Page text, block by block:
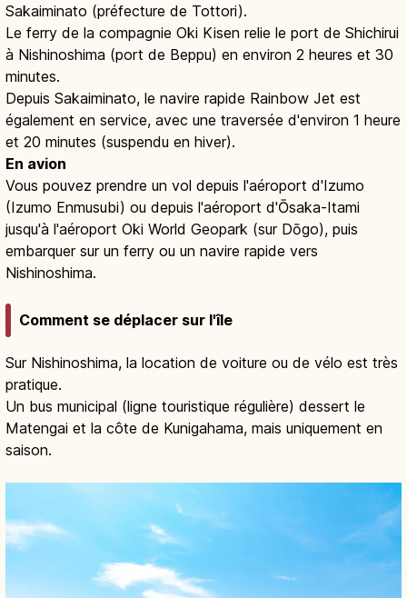
Sakaiminato (préfecture de Tottori).
Le ferry de la compagnie Oki Kisen relie le port de Shichirui
à Nishinoshima (port de Beppu) en environ 2 heures et 30
minutes.
Depuis Sakaiminato, le navire rapide Rainbow Jet est
également en service, avec une traversée d'environ 1 heure
et 20 minutes (suspendu en hiver).
En avion
Vous pouvez prendre un vol depuis l'aéroport d'Izumo
(Izumo Enmusubi) ou depuis l'aéroport d'Ōsaka-Itami
jusqu'à l'aéroport Oki World Geopark (sur Dōgo), puis
embarquer sur un ferry ou un navire rapide vers
Nishinoshima.
Comment se déplacer sur l'île
Sur Nishinoshima, la location de voiture ou de vélo est très
pratique.
Un bus municipal (ligne touristique régulière) dessert le
Matengai et la côte de Kunigahama, mais uniquement en
saison.